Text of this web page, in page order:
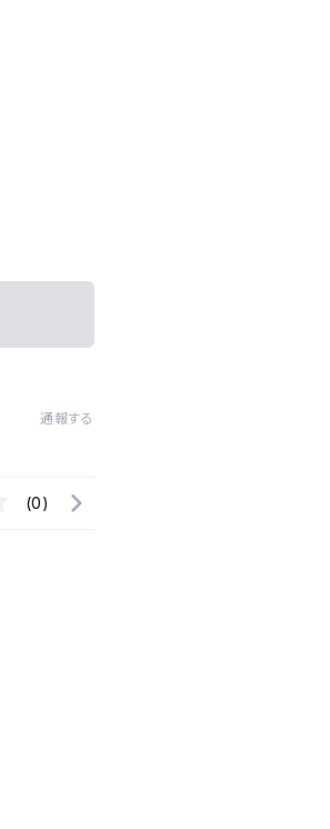
通報する
(0)